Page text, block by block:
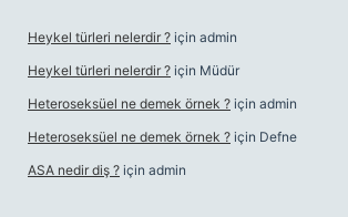
Heykel türleri nelerdir ? için admin
Heykel türleri nelerdir ? için Müdür
Heteroseksüel ne demek örnek ? için admin
Heteroseksüel ne demek örnek ? için Defne
ASA nedir diş ? için admin